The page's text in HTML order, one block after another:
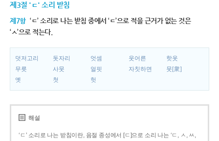
제3절 'ㄷ' 소리 받침
제7항 ‘ㄷ’ 소리로 나는 받침 중에서 ‘ㄷ’으로 적을 근거가 없는 것은
‘ㅅ’으로 적는다.
덧저고리 돗자리 엇셈 웃어른
핫옷
무릇
사뭇 얼핏 자칫하면
뭇[衆]
옛
첫 헛
해설
‘ㄷ’ 소리로 나는 받침이란, 음절 종성에서 [ㄷ]으로 소리 나는 ‘ㄷ, ㅅ, ㅆ,